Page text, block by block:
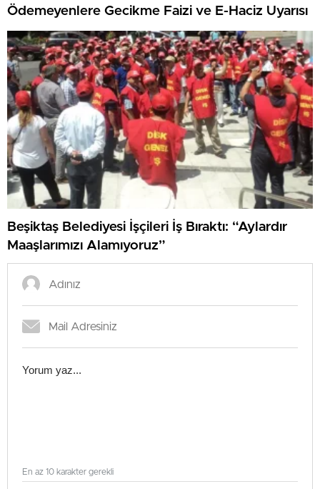
Ödemeyenlere Gecikme Faizi ve E-Haciz Uyarısı
Beşiktaş Belediyesi İşçileri İş Bıraktı: “Aylardır
Maaşlarımızı Alamıyoruz”
En az 10 karakter gerekli